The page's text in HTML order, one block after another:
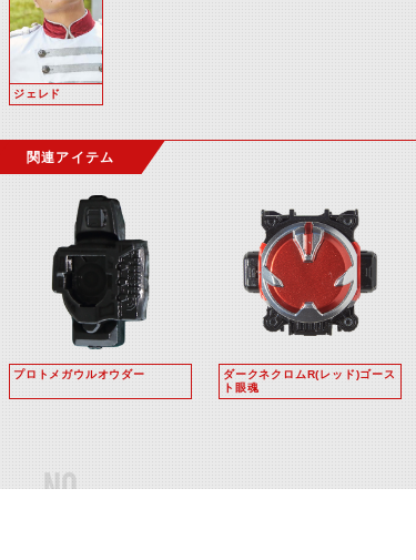
ジェレド
関連アイテム
プロトメガウルオウダー
ダークネクロムR(レッド)ゴース
ト眼魂